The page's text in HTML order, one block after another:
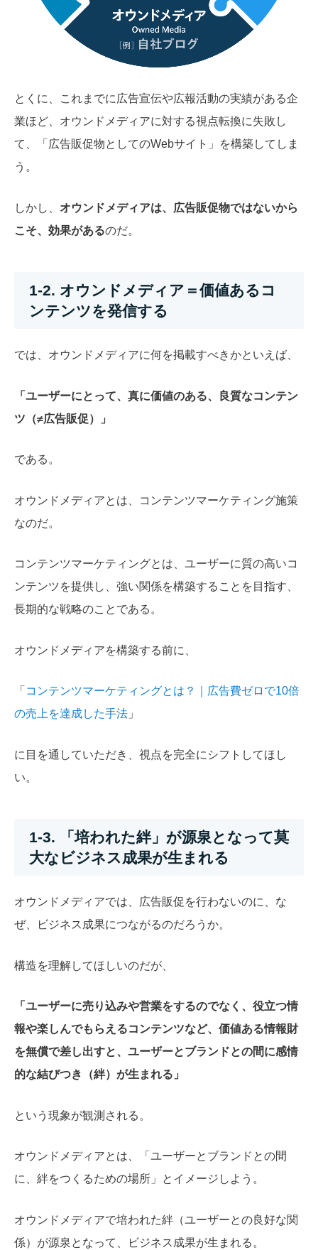
とくに、これまでに広告宣伝や広報活動の実績がある企
業ほど、オウンドメディアに対する視点転換に失敗し
て、「広告販促物としてのWebサイト」を構築してしま
う。
しかし、 オウンドメディアは、広告販促物ではないから
こそ、効果があるのだ。
1-2. オウンドメディア＝価値あるコ
ンテンツを発信する
では、オウンドメディアに何を掲載すべきかといえば、
「ユーザーにとって、真に価値のある、良質なコンテン
ツ（≠広告販促）」
である。
オウンドメディアとは、コンテンツマーケティング施策
なのだ。
コンテンツマーケティングとは、ユーザーに質の高いコ
ンテンツを提供し、強い関係を構築することを目指す、
長期的な戦略のことである。
オウンドメディアを構築する前に、
「 コンテンツマーケティングとは？｜広告費ゼロで10倍
の売上を達成した手法 」
に目を通していただき、視点を完全にシフトしてほし
い。
1-3. 「培われた絆」が源泉となって莫
大なビジネス成果が生まれる
オウンドメディアでは、広告販促を行わないのに、な
ぜ、ビジネス成果につながるのだろうか。
構造を理解してほしいのだが、
「ユーザーに売り込みや営業をするのでなく、役立つ情
報や楽しんでもらえるコンテンツなど、価値ある情報財
を無償で差し出すと、ユーザーとブランドとの間に感情
的な結びつき（絆）が生まれる」
という現象が観測される。
オウンドメディアとは、「ユーザーとブランドとの間
に、絆をつくるための場所」とイメージしよう。
オウンドメディアで培われた絆（ユーザーとの良好な関
係）が源泉となって、ビジネス成果が生まれる。